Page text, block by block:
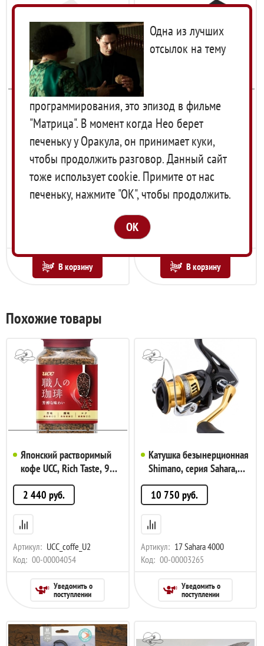
Абразив для
корректировки водных
камней Suehiro, 180/300
грит, 80х40х30мм /
80х40х30мм, арт. GTSF-
1 950руб.
Уведомить о снижении цены
В корзину
Алмазный абразив для
корректировки водных
камней Suehiro, 150/500
грит, 150х50мм, арт.
HW5G-DADA
7 340 руб.
Уведомить о снижении цены
Артикул:
Код:
В корзину
Похожие товары
Японский растворимый
кофе UCC, Rich Taste, 90г.
(красный), арт.
UCC_coffe_U2
2 440 руб.
Артикул: UCC_coffe_U2
Код: 00-00004054
Уведомить о
поступлении
Катушка безынерционная
Shimano, серия Sahara,
арт. 17 Sahara 4000
10 750 руб.
Артикул: 17 Sahara 4000
Код: 00-00003265
Уведомить о
поступлении
Одна из лучших
отсылок на тему
программирования, это эпизод в фильме
"Матрица". В момент когда Нео берет
печеньку у Оракула, он принимает куки,
чтобы продолжить разговор. Данный сайт
тоже использует cookie. Примите от нас
печеньку, нажмите "ОК", чтобы продолжить.
OK